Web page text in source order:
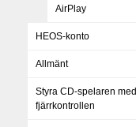
AirPlay
HEOS-konto
Allmänt
Styra CD-spelaren med
fjärrkontrollen